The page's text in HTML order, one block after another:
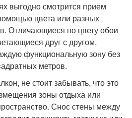
выгодно смотрится прием
цвета или разных
Отличающиеся по цвету обои
друг с другом,
функциональную зону без
метров.
не стоит забывать, что это
зоны отдыха или
Снос стены между